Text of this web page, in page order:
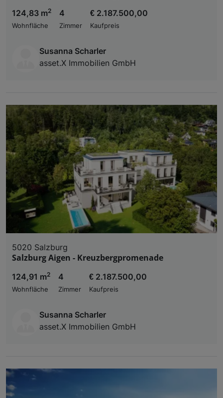
124,83 m2
Wohnfläche
4
Zimmer
€ 2.187.500,00
Kaufpreis
Susanna Scharler
asset.X Immobilien GmbH
5020 Salzburg
Salzburg Aigen - Kreuzbergpromenade
124,91 m2
Wohnfläche
4
Zimmer
€ 2.187.500,00
Kaufpreis
Susanna Scharler
asset.X Immobilien GmbH